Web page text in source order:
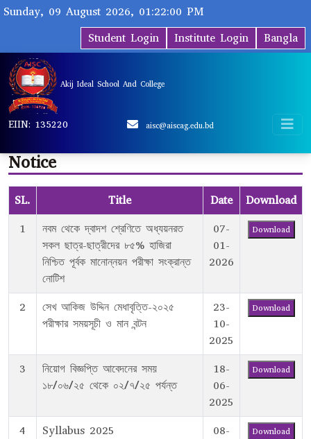
Sunday, 09 August 2026, 01:22:00 PM
Bangla
Institute Login
Student Login
Akij Ideal School And College
EIIN: 135220 aisc@aiscag.edu.bd
Notice
SL. Title Date
Download
1
নবম থেকে দ্বাদশ শ্রেণিতে অধ্যয়নরত
সকল ছাত্র-ছাত্রীদের ৮৫% হাজিরা
নিশ্চিত পূর্বক মানোন্নয়ন পরীক্ষা সংক্রান্ত
নোটিশ
07-
01-
2026
Download
2
সেখ আকিজ উদ্দিন মেধাবৃত্তি-২০২৫
পরীক্ষার সময়সূচী ও মান বন্টন
23-
10-
2025
Download
3
নিয়োগ বিজ্ঞপ্তি আবেদনের সময়
১৮/০৬/২৫ থেকে ০২/৭/২৫ পর্যন্ত
18-
06-
2025
Download
4 Syllabus 2025
08-
Download